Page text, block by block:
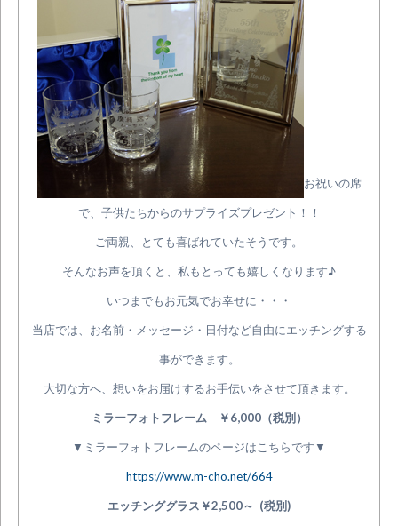
お祝いの席
で、子供たちからのサプライズプレゼント！！
ご両親、とても喜ばれていたそうです。
そんなお声を頂くと、私もとっても嬉しくなります♪
いつまでもお元気でお幸せに・・・
当店では、お名前・メッセージ・日付など自由にエッチングする
事ができます。
大切な方へ、想いをお届けするお手伝いをさせて頂きます。
ミラーフォトフレーム ￥6,000（税別）
▼ミラーフォトフレームのページはこちらです▼
https://www.m-cho.net/664
エッチンググラス￥2,500～ (税別)